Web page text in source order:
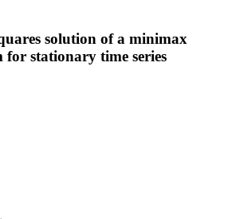
solution of a minimax
for stationary time series